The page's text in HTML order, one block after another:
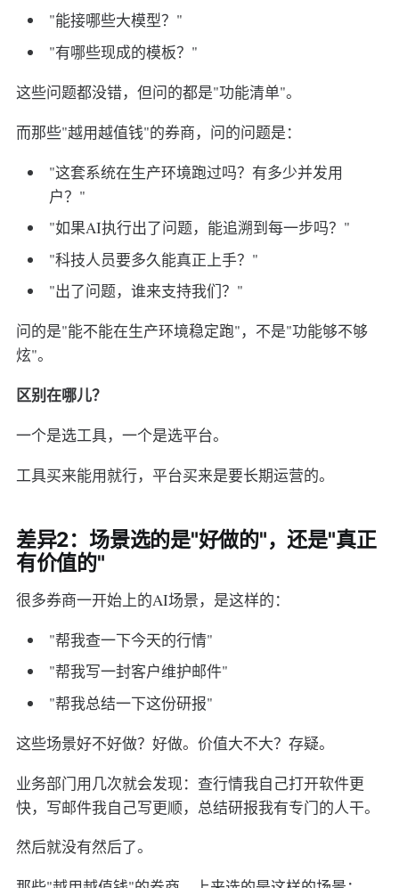
"能接哪些大模型？"
"有哪些现成的模板？"
这些问题都没错，但问的都是"功能清单"。
而那些"越用越值钱"的券商，问的问题是：
"这套系统在生产环境跑过吗？有多少并发用
户？"
"如果AI执行出了问题，能追溯到每一步吗？"
"科技人员要多久能真正上手？"
"出了问题，谁来支持我们？"
问的是"能不能在生产环境稳定跑"，不是"功能够不够
炫"。
区别在哪儿？
一个是选工具，一个是选平台。
工具买来能用就行，平台买来是要长期运营的。
差异2：场景选的是"好做的"，还是"真正
有价值的"
很多券商一开始上的AI场景，是这样的：
"帮我查一下今天的行情"
"帮我写一封客户维护邮件"
"帮我总结一下这份研报"
这些场景好不好做？好做。价值大不大？存疑。
业务部门用几次就会发现：查行情我自己打开软件更
快，写邮件我自己写更顺，总结研报我有专门的人干。
然后就没有然后了。